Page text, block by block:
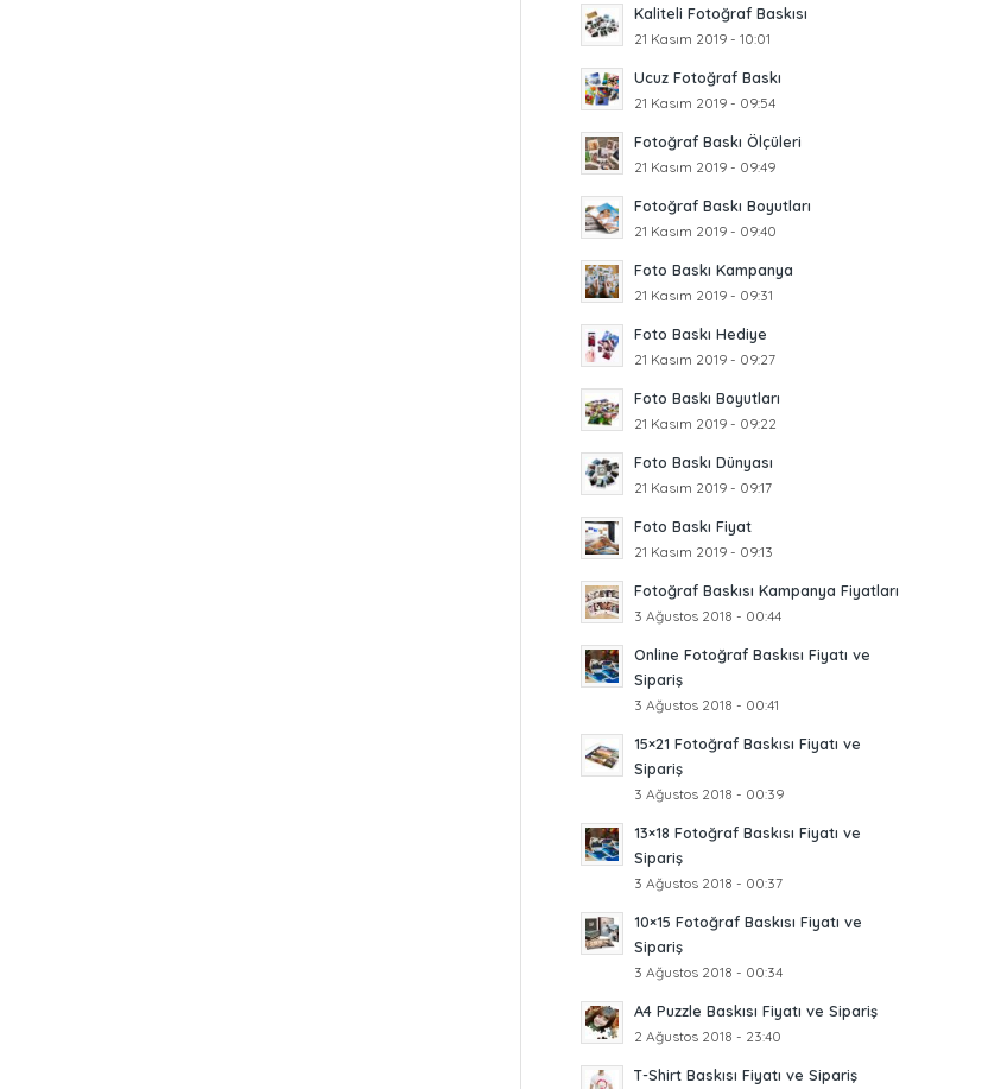
Kaliteli Fotoğraf Baskısı
21 Kasım 2019 - 10:01
Ucuz Fotoğraf Baskı
21 Kasım 2019 - 09:54
Fotoğraf Baskı Ölçüleri
21 Kasım 2019 - 09:49
Fotoğraf Baskı Boyutları
21 Kasım 2019 - 09:40
Foto Baskı Kampanya
21 Kasım 2019 - 09:31
Foto Baskı Hediye
21 Kasım 2019 - 09:27
Foto Baskı Boyutları
21 Kasım 2019 - 09:22
Foto Baskı Dünyası
21 Kasım 2019 - 09:17
Foto Baskı Fiyat
21 Kasım 2019 - 09:13
Fotoğraf Baskısı Kampanya Fiyatları
3 Ağustos 2018 - 00:44
Online Fotoğraf Baskısı Fiyatı ve
Sipariş
3 Ağustos 2018 - 00:41
15×21 Fotoğraf Baskısı Fiyatı ve
Sipariş
3 Ağustos 2018 - 00:39
13×18 Fotoğraf Baskısı Fiyatı ve
Sipariş
3 Ağustos 2018 - 00:37
10×15 Fotoğraf Baskısı Fiyatı ve
Sipariş
3 Ağustos 2018 - 00:34
A4 Puzzle Baskısı Fiyatı ve Sipariş
2 Ağustos 2018 - 23:40
T-Shirt Baskısı Fiyatı ve Sipariş